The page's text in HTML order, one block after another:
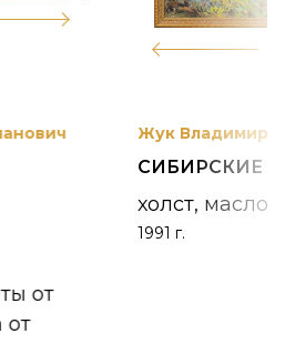
от
от
Жук Владимир
СИБИРСКИЕ
холст, масло
1991 г.